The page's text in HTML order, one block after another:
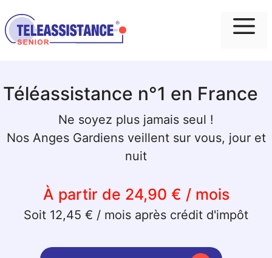
Téléassistance n°1 en France
Ne soyez plus jamais seul !
Nos Anges Gardiens veillent sur vous, jour et
nuit
À partir de 24,90 € / mois
Soit 12,45 € / mois après crédit d'impôt